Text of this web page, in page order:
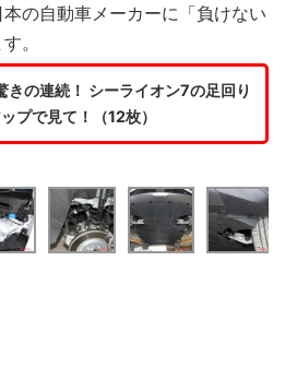
の自動車メーカーに「負けない
。
きの連続！ シーライオン7の足回り
プで見て！（12枚）